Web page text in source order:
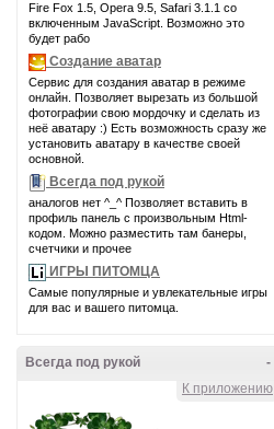
Fire Fox 1.5, Opera 9.5, Safari 3.1.1 со
включенным JavaScript. Возможно это
будет рабо
Создание аватар
Сервис для создания аватар в режиме
онлайн. Позволяет вырезать из большой
фотографии свою мордочку и сделать из
неё аватару :) Есть возможность сразу же
установить аватару в качестве своей
основной.
Всегда под рукой
аналогов нет ^_^ Позволяет вставить в
профиль панель с произвольным Html-
кодом. Можно разместить там банеры,
счетчики и прочее
ИГРЫ ПИТОМЦА
Самые популярные и увлекательные игры
для вас и вашего питомца.
-
Всегда под рукой
К приложению